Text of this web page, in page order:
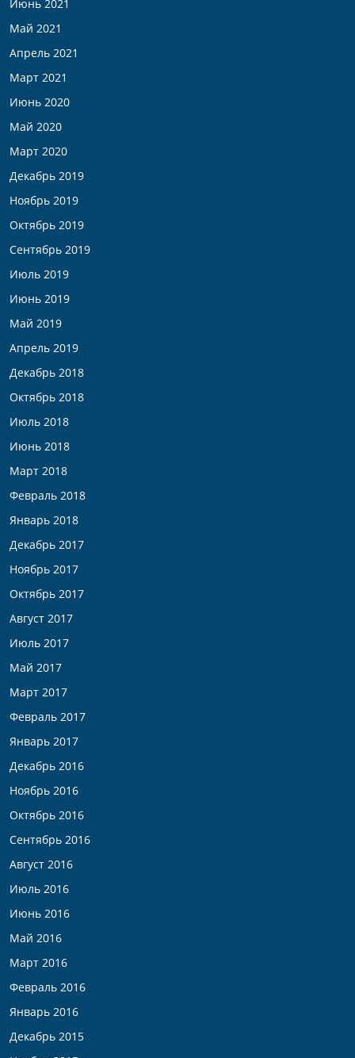
Июнь 2021
Май 2021
Апрель 2021
Март 2021
Июнь 2020
Май 2020
Март 2020
Декабрь 2019
Ноябрь 2019
Октябрь 2019
Сентябрь 2019
Июль 2019
Июнь 2019
Май 2019
Апрель 2019
Декабрь 2018
Октябрь 2018
Июль 2018
Июнь 2018
Март 2018
Февраль 2018
Январь 2018
Декабрь 2017
Ноябрь 2017
Октябрь 2017
Август 2017
Июль 2017
Май 2017
Март 2017
Февраль 2017
Январь 2017
Декабрь 2016
Ноябрь 2016
Октябрь 2016
Сентябрь 2016
Август 2016
Июль 2016
Июнь 2016
Май 2016
Март 2016
Февраль 2016
Январь 2016
Декабрь 2015